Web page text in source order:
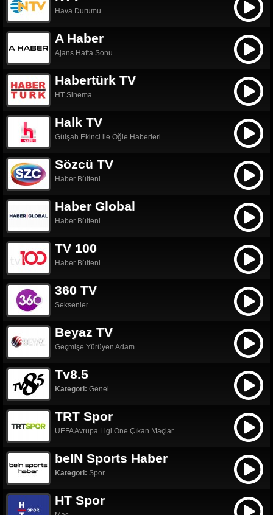
Hava Durumu
A Haber
Ajans Hafta Sonu
Habertürk TV
HT Sinema
Halk TV
Gülşah Ekinci ile Öğle Haberleri
Sözcü TV
Haber Bülteni
Haber Global
Haber Bülteni
TV 100
Haber Bülteni
360 TV
Seksenler
Beyaz TV
Geçmişe Yürüyen Adam
Tv8.5
Kategori: Genel
TRT Spor
UEFA Avrupa Ligi Öne Çıkan Maçlar
beIN Sports Haber
Kategori: Spor
HT Spor